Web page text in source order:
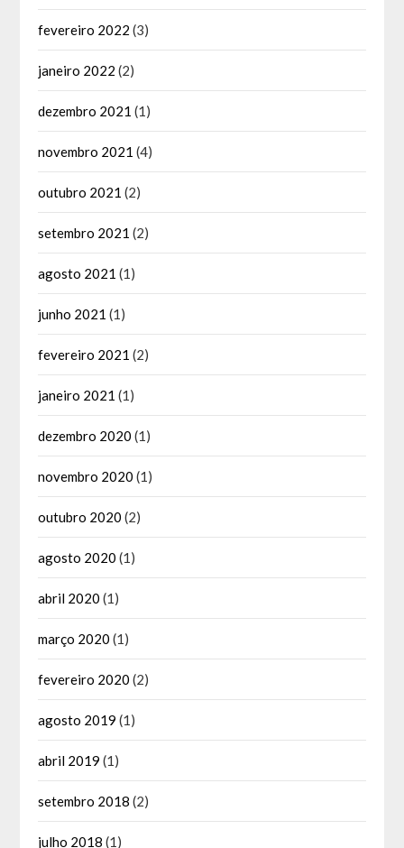
fevereiro 2022 (3)
janeiro 2022 (2)
dezembro 2021 (1)
novembro 2021 (4)
outubro 2021 (2)
setembro 2021 (2)
agosto 2021 (1)
junho 2021 (1)
fevereiro 2021 (2)
janeiro 2021 (1)
dezembro 2020 (1)
novembro 2020 (1)
outubro 2020 (2)
agosto 2020 (1)
abril 2020 (1)
março 2020 (1)
fevereiro 2020 (2)
agosto 2019 (1)
abril 2019 (1)
setembro 2018 (2)
julho 2018 (1)